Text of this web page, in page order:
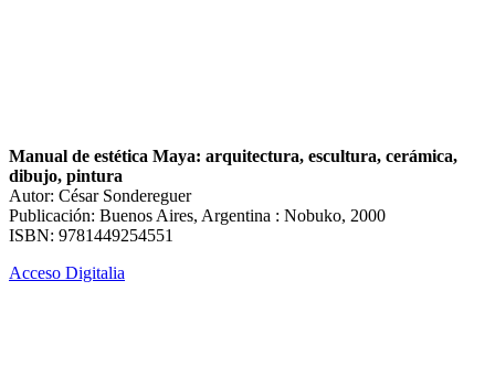
Manual de estética Maya: arquitectura, escultura, cerámica,
dibujo, pintura
Autor: César Sondereguer
Publicación: Buenos Aires, Argentina : Nobuko, 2000
ISBN: 9781449254551
Acceso Digitalia